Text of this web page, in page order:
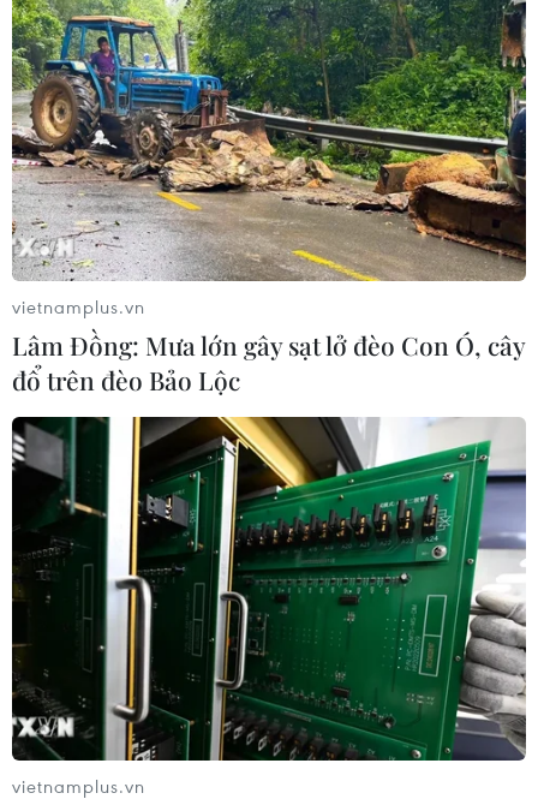
vietnamplus.vn
Lâm Đồng: Mưa lớn gây sạt lở đèo Con Ó, cây
đổ trên đèo Bảo Lộc
vietnamplus.vn